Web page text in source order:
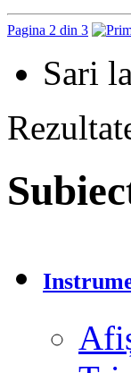
Pagina 2 din 3
Sari